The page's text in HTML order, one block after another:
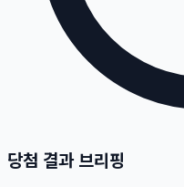
당첨 결과 브리핑